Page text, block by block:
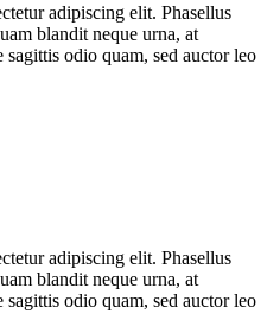
adipiscing elit. Phasellus
blandit neque urna, at
odio quam, sed auctor leo
adipiscing elit. Phasellus
blandit neque urna, at
odio quam, sed auctor leo